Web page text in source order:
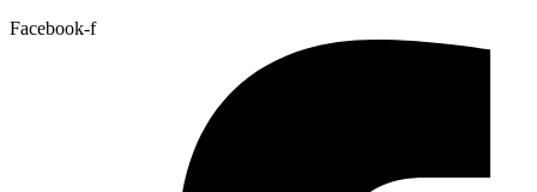
Facebook-f